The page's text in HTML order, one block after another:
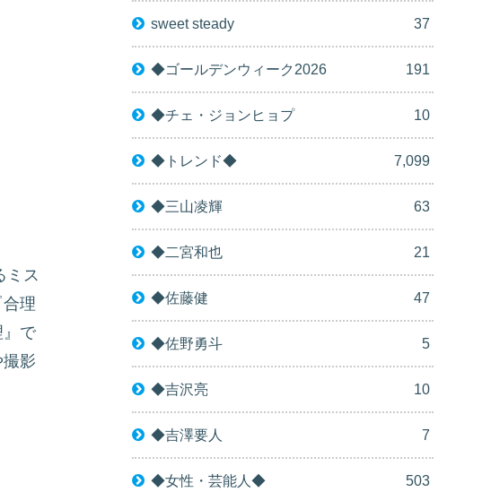
ミス
理
』で
影
sweet steady 37
◆ゴールデンウィーク2026 191
◆チェ・ジョンヒョプ 10
◆トレンド◆ 7,099
◆三山凌輝 63
◆二宮和也 21
◆佐藤健 47
◆佐野勇斗 5
◆吉沢亮 10
◆吉澤要人 7
◆女性・芸能人◆ 503